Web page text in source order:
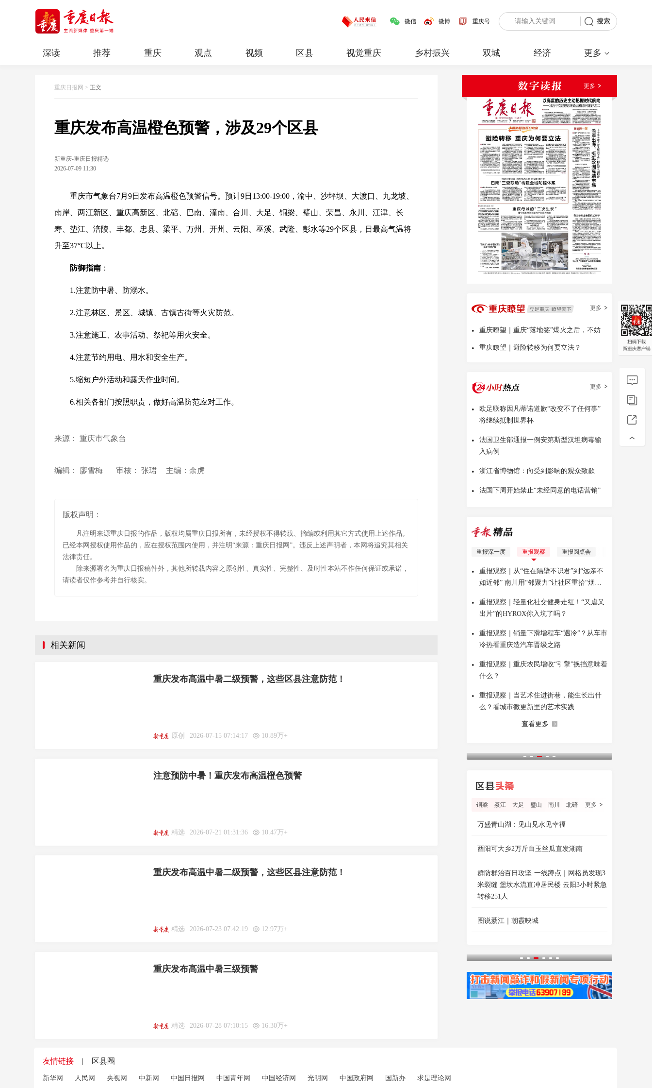
微信 微博 重庆号 搜索
深读 推荐 重庆 观点 视频 区县 视觉重庆 乡村振兴 双城 经济 更多
重庆日报网 > 正文
重庆发布高温橙色预警，涉及29个区县
新重庆-重庆日报精选
2026-07-09 11:30
重庆市气象台7月9日发布高温橙色预警信号。预计9日13:00-19:00，渝中、沙坪坝、大渡口、九龙坡、
南岸、两江新区、重庆高新区、北碚、巴南、潼南、合川、大足、铜梁、璧山、荣昌、永川、江津、长
寿、垫江、涪陵、丰都、忠县、梁平、万州、开州、云阳、巫溪、武隆、彭水等29个区县，日最高气温将
升至37°C以上。
防御指南 ：
1.注意防中暑、防溺水。
2.注意林区、景区、城镇、古镇古街等火灾防范。
3.注意施工、农事活动、祭祀等用火安全。
4.注意节约用电、用水和安全生产。
5.缩短户外活动和露天作业时间。
6.相关各部门按照职责，做好高温防范应对工作。
来源： 重庆市气象台
编辑： 廖雪梅 审核： 张珺 主编：余虎
版权声明：
凡注明来源重庆日报的作品，版权均属重庆日报所有，未经授权不得转载、摘编或利用其它方式使用上述作品。
已经本网授权使用作品的，应在授权范围内使用，并注明“来源：重庆日报网”。违反上述声明者，本网将追究其相关
法律责任。
除来源署名为重庆日报稿件外，其他所转载内容之原创性、真实性、完整性、及时性本站不作任何保证或承诺，
请读者仅作参考并自行核实。
相关新闻
重庆发布高温中暑二级预警，这些区县注意防范！
原创 2026-07-15 07:14:17 10.89万+
注意预防中暑！重庆发布高温橙色预警
精选 2026-07-21 01:31:36 10.47万+
重庆发布高温中暑二级预警，这些区县注意防范！
精选 2026-07-23 07:42:19 12.97万+
重庆发布高温中暑三级预警
精选 2026-07-28 07:10:15 16.30万+
更多
更多
• 重庆瞭望｜重庆“落地签”爆火之后，不妨多问几句
• 重庆瞭望｜避险转移为何要立法？
更多
•
欧足联称因凡蒂诺道歉“改变不了任何事”
将继续抵制世界杯
•
法国卫生部通报一例安第斯型汉坦病毒输
入病例
• 浙江省博物馆：向受到影响的观众致歉
• 法国下周开始禁止“未经同意的电话营销”
重报深一度 重报观察 重报圆桌会
•
重报观察｜从“住在隔壁不识君”到“远亲不
如近邻” 南川用“邻聚力”让社区重拾“烟火
•
重报观察｜轻量化社交健身走红！“又虐又
出片”的HYROX你入坑了吗？
•
重报观察｜销量下滑增程车“遇冷”？从车市
冷热看重庆造汽车晋级之路
•
重报观察｜重庆农民增收“引擎”换挡意味着
什么？
•
重报观察｜当艺术住进街巷，能生长出什
么？看城市微更新里的艺术实践
查看更多
铜梁 綦江 大足 璧山 南川 北碚 更多
万盛青山湖：见山见水见幸福
酉阳可大乡2万斤白玉丝瓜直发湖南
群防群治百日攻坚·一线蹲点｜网格员发现3
米裂缝 堡坎水流直冲居民楼 云阳3小时紧急
转移251人
图说綦江｜朝霞映城
友情链接 | 区县圈
新华网 人民网 央视网 中新网 中国日报网 中国青年网 中国经济网 光明网 中国政府网 国新办 求是理论网